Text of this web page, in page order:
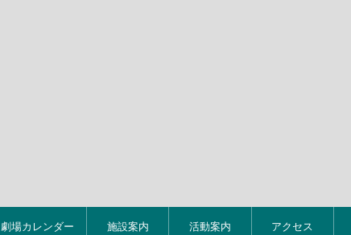
劇場カレンダー 施設案内 活動案内 アクセス